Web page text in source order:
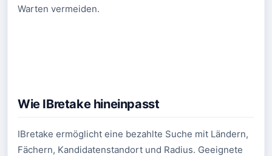
Warten vermeiden.
Wie IBretake hineinpasst
IBretake ermöglicht eine bezahlte Suche mit Ländern,
Fächern, Kandidatenstandort und Radius. Geeignete